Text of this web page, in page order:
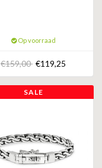
Op voorraad
€159,00 €119,25
SALE